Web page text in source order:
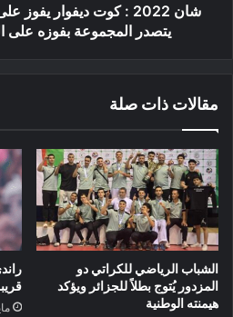
على
شان 2022 : كوت ديفوار
يتصدر المجموعة بفوزه على
مقالات ذات صلة
الشباب الرياضي للكراتي دو
المزدور يُتوج بطلاً للجزائر ويؤكد
هيمنته الوطنية
مايو